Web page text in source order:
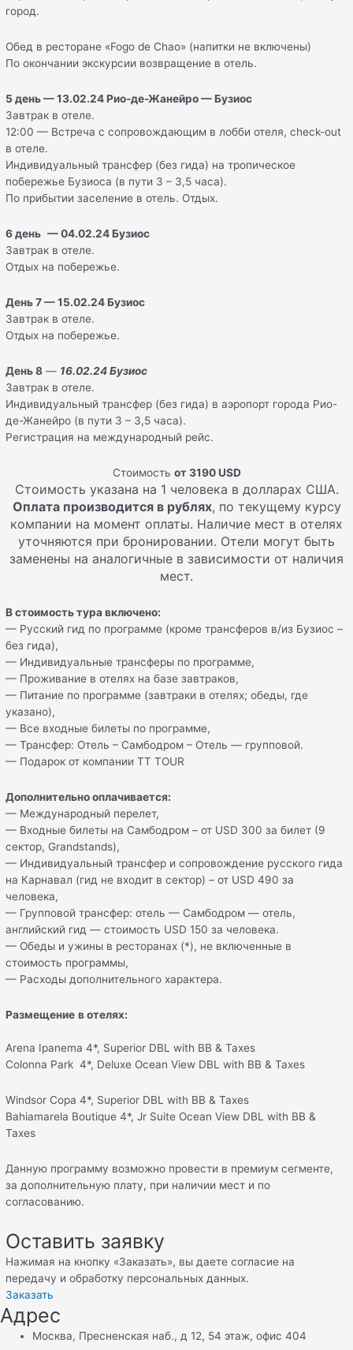
город.
Обед в ресторане «Fogo de Chao» (напитки не включены)
По окончании экскурсии возвращение в отель.
5 день — 13.02.24 Рио-де-Жанейро — Бузиос
Завтрак в отеле.
12:00 — Встреча с сопровождающим в лобби отеля, check-out
в отеле.
Индивидуальный трансфер (без гида) на тропическое
побережье Бузиоса (в пути 3 – 3,5 часа).
По прибытии заселение в отель. Отдых.
6день —04.02.24 Бузиос
Завтрак в отеле.
Отдых на побережье.
День 7—15.02.24 Бузиос
Завтрак в отеле.
Отдых на побережье.
День 8 — 16.02.24 Бузиос
Завтрак в отеле.
Индивидуальный трансфер (без гида) в аэропорт города Рио-
де-Жанейро (в пути 3 – 3,5 часа).
Регистрация на международный рейс.
Стоимость от 3190USD
Стоимость указана на 1 человека в долларах США.
Оплата производится в рублях, по текущему курсу
компании на момент оплаты. Наличие мест в отелях
уточняются при бронировании. Отели могут быть
заменены на аналогичные в зависимости от наличия
мест.
В стоимость тура включено:
— Русский гид по программе (кроме трансферов в/из Бузиос –
без гида),
— Индивидуальные трансферы по программе,
— Проживание в отелях на базе завтраков,
— Питание по программе (завтраки в отелях; обеды, где
указано),
— Все входные билеты по программе,
— Трансфер: Отель – Самбодром – Отель — групповой.
— Подарок от компании TT TOUR
Дополнительно оплачивается:
— Международный перелет,
— Входные билеты на Самбодром – от USD 300 за билет (9
сектор, Grandstands),
— Индивидуальный трансфер и сопровождение русского гида
на Карнавал (гид не входит в сектор) – от USD 490 за
человека,
— Групповой трансфер: отель — Самбодром — отель,
английский гид — стоимость USD 150 за человека.
— Обеды и ужины в ресторанах (*), не включенные в
стоимость программы,
— Расходы дополнительного характера.
Размещение в отелях:
Arena Ipanema 4*, Superior DBL with BB & Taxes
Colonna Park 4*, Deluxe Ocean View DBL with BB & Taxes
Windsor Copa 4*, Superior DBL with BB & Taxes
Bahiamarela Boutique 4*, Jr Suite Ocean View DBL with BB &
Taxes
Данную программу возможно провести в премиум сегменте,
за дополнительную плату, при наличии мест и по
согласованию.
Оставить заявку
Нажимая на кнопку «Заказать», вы даете согласие на
передачу и обработку персональных данных.
Заказать
Адрес
Москва, Пресненская наб., д 12, 54 этаж, офис 404